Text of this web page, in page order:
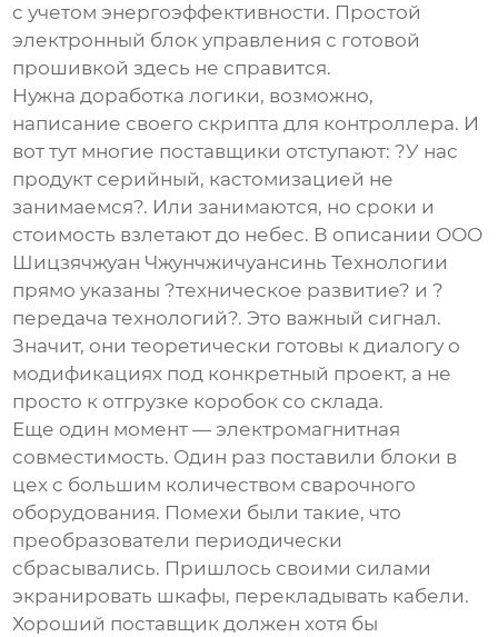
с учетом энергоэффективности. Простой
электронный блок управления с готовой
прошивкой здесь не справится.
Нужна доработка логики, возможно,
написание своего скрипта для контроллера. И
вот тут многие поставщики отступают: ?У нас
продукт серийный, кастомизацией не
занимаемся?. Или занимаются, но сроки и
стоимость взлетают до небес. В описании ООО
Шицзячжуан Чжунчжичуансинь Технологии
прямо указаны ?техническое развитие? и ?
передача технологий?. Это важный сигнал.
Значит, они теоретически готовы к диалогу о
модификациях под конкретный проект, а не
просто к отгрузке коробок со склада.
Еще один момент — электромагнитная
совместимость. Один раз поставили блоки в
цех с большим количеством сварочного
оборудования. Помехи были такие, что
преобразователи периодически
сбрасывались. Пришлось своими силами
экранировать шкафы, перекладывать кабели.
Хороший поставщик должен хотя бы